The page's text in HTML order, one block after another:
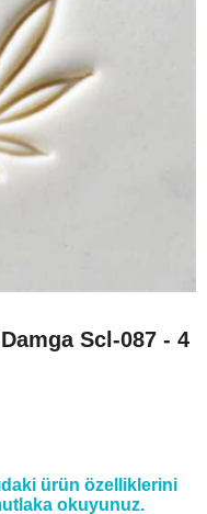
Scl-087 - 4
ürün özelliklerini
okuyunuz.